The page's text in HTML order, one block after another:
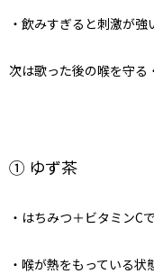
・飲みすぎると刺激が強
次は歌った後の喉を守
① ゆず茶
・はちみつ＋ビタミンC
・喉が熱をもっている状